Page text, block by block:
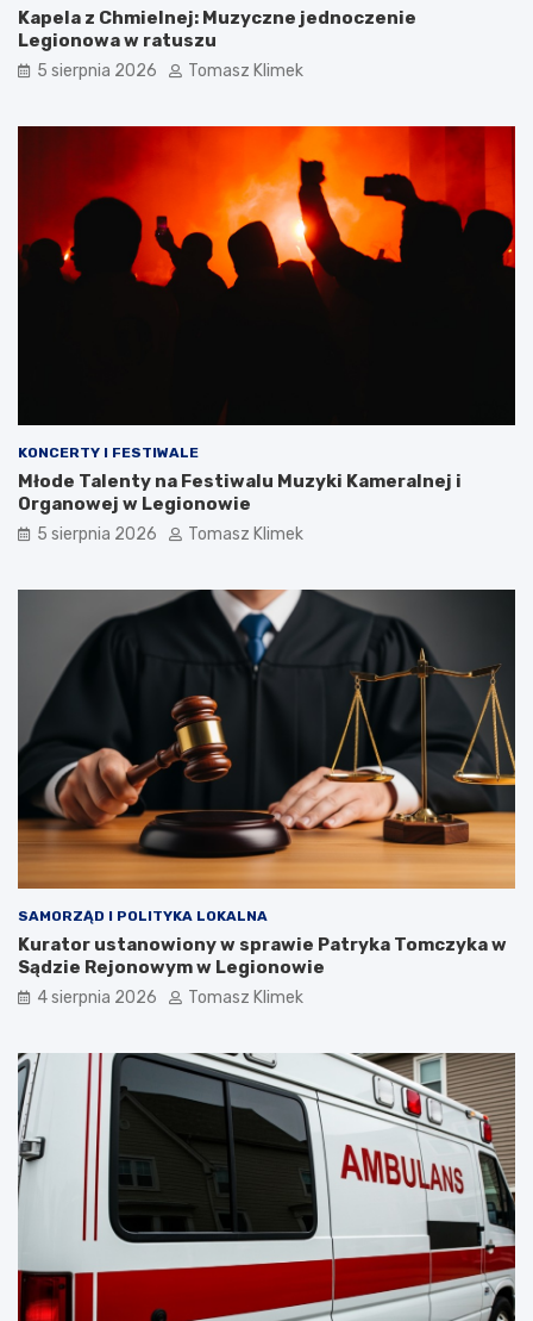
Kapela z Chmielnej: Muzyczne jednoczenie
Legionowa w ratuszu
5 sierpnia 2026 Tomasz Klimek
KONCERTY I FESTIWALE
Młode Talenty na Festiwalu Muzyki Kameralnej i
Organowej w Legionowie
5 sierpnia 2026 Tomasz Klimek
SAMORZĄD I POLITYKA LOKALNA
Kurator ustanowiony w sprawie Patryka Tomczyka w
Sądzie Rejonowym w Legionowie
4 sierpnia 2026 Tomasz Klimek